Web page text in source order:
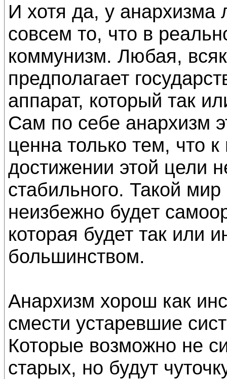
И хотя да, у анархизма
совсем то, что в
коммунизм. Любая,
предполагает
аппарат, который так
Сам по себе анархизм
ценна только тем, что
достижении этой цели
стабильного. Такой
неизбежно будет
которая будет так или
большинством.
Анархизм хорош как
смести устаревшие
Которые возможно не
старых, но будут